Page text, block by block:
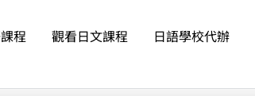
程 觀看日文課程 日語學校代辦